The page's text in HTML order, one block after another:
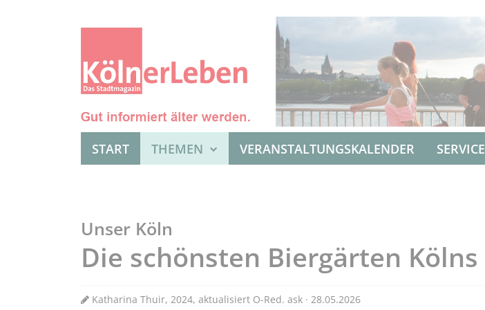
START THEMEN VERANSTALTUNGSKALENDER SERVICE
Unser Köln
Die schönsten Biergärten Kölns
Katharina Thuir, 2024, aktualisiert O-Red. ask · 28.05.2026